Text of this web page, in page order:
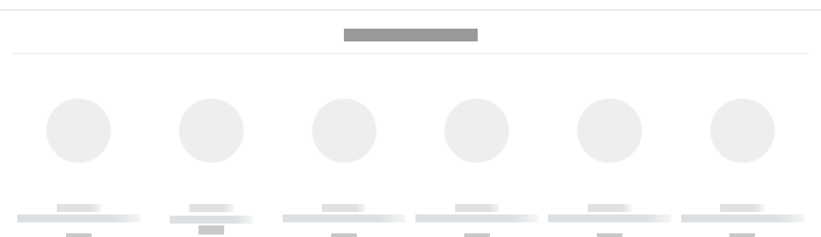
------------
----------- ----------- ----------
------------
----------- -----------
------------
----------- ----------- ----------
------------
----------- ----------- ----------
------------
----------- ----------- ----------
------------
----------- ----------- ----------